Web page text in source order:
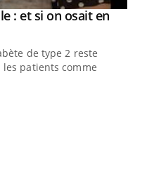
: et si on osait en
de type 2 reste
patients comme